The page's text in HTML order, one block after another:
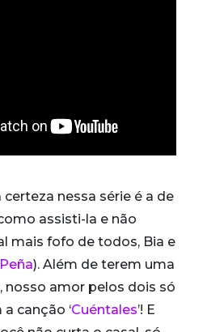
certeza nessa série é a de
assisti-la e não
mais fofo de todos, Bia e
). Além de terem uma
nosso amor pelos dois só
canção ‘Cuéntales’! E